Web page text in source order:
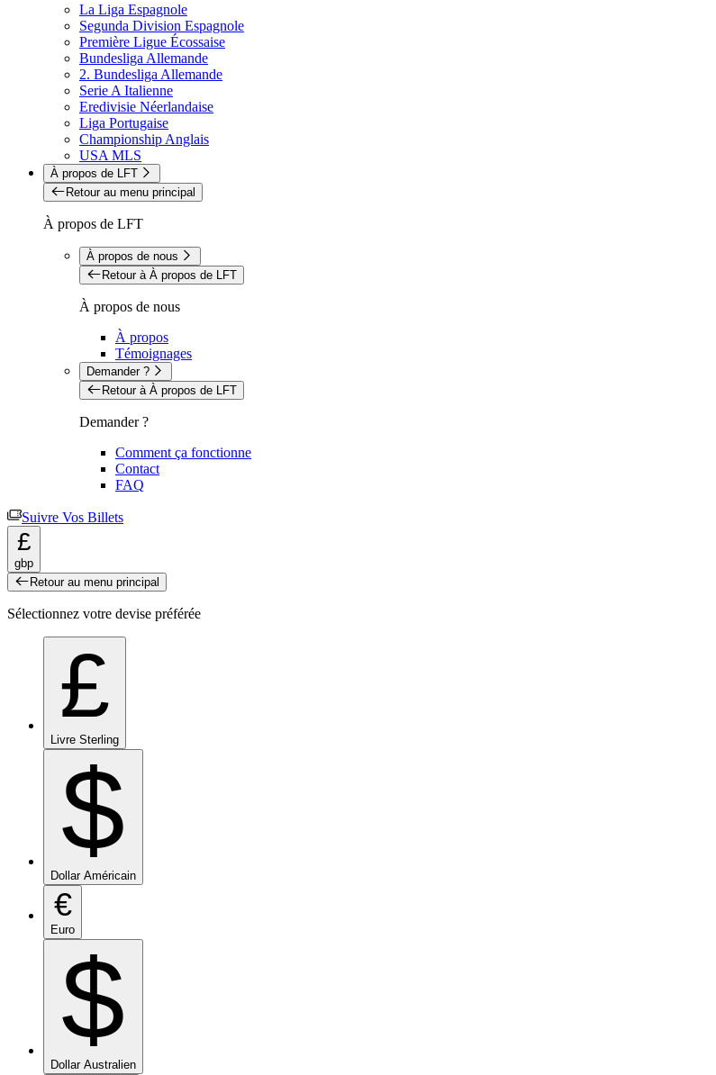
La Liga Espagnole
Segunda Division Espagnole
Première Ligue Écossaise
Bundesliga Allemande
2. Bundesliga Allemande
Serie A Italienne
Eredivisie Néerlandaise
Liga Portugaise
Championship Anglais
USA MLS
À propos de LFT
Retour au menu principal
À propos de LFT
À propos de nous
Retour à À propos de LFT
À propos de nous
À propos
Témoignages
Demander ?
Retour à À propos de LFT
Demander ?
Comment ça fonctionne
Contact
FAQ
Suivre Vos Billets
£
gbp
Retour au menu principal
Sélectionnez votre devise préférée
£
Livre Sterling
$
Dollar Américain
€
Euro
$
Dollar Australien